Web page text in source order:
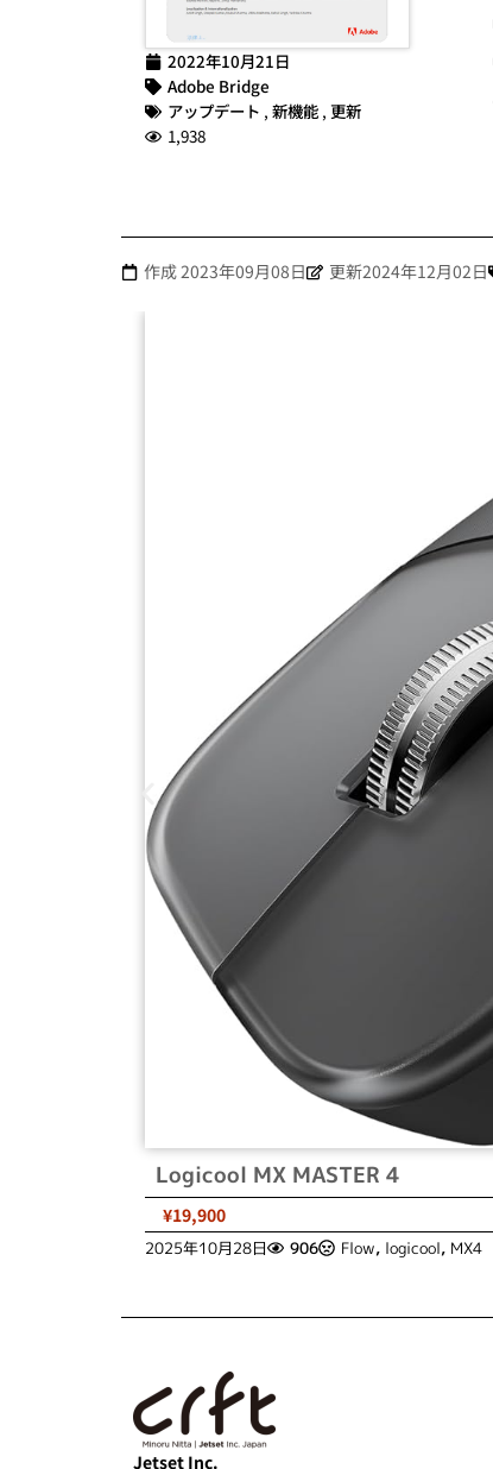
2022年10月21日
Adobe Bridge
アップデート , 新機能 , 更新
1,938
作成2023年09月08日 更新2024年12月02日
Logicool MX MASTER 4
¥19,900
2025年10月28日 906 Flow, logicool, MX4
Jetset Inc.